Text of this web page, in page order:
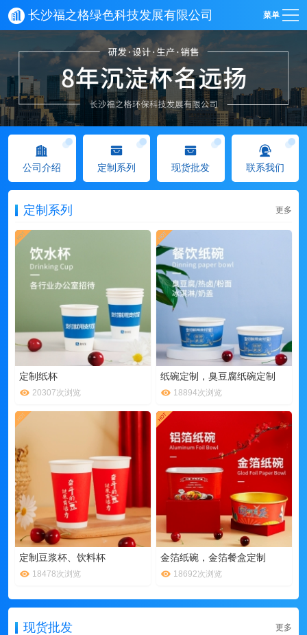
长沙福之格绿色科技发展有限公司 菜单
公司介绍 定制系列 现货批发 联系我们
定制系列 更多
定制纸杯
20307次浏览
纸碗定制，臭豆腐纸碗定制
18894次浏览
定制豆浆杯、饮料杯
18478次浏览
金箔纸碗，金箔餐盒定制
18692次浏览
现货批发 更多